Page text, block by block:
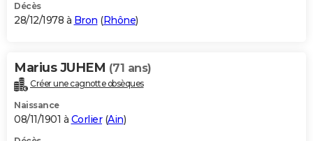
Décès
28/12/1978 à Bron (Rhône)
Marius JUHEM (71 ans)
Créer une cagnotte obsèques
Naissance
08/11/1901 à Corlier(Ain)